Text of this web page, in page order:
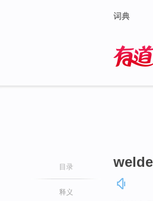
词典
目录
释义